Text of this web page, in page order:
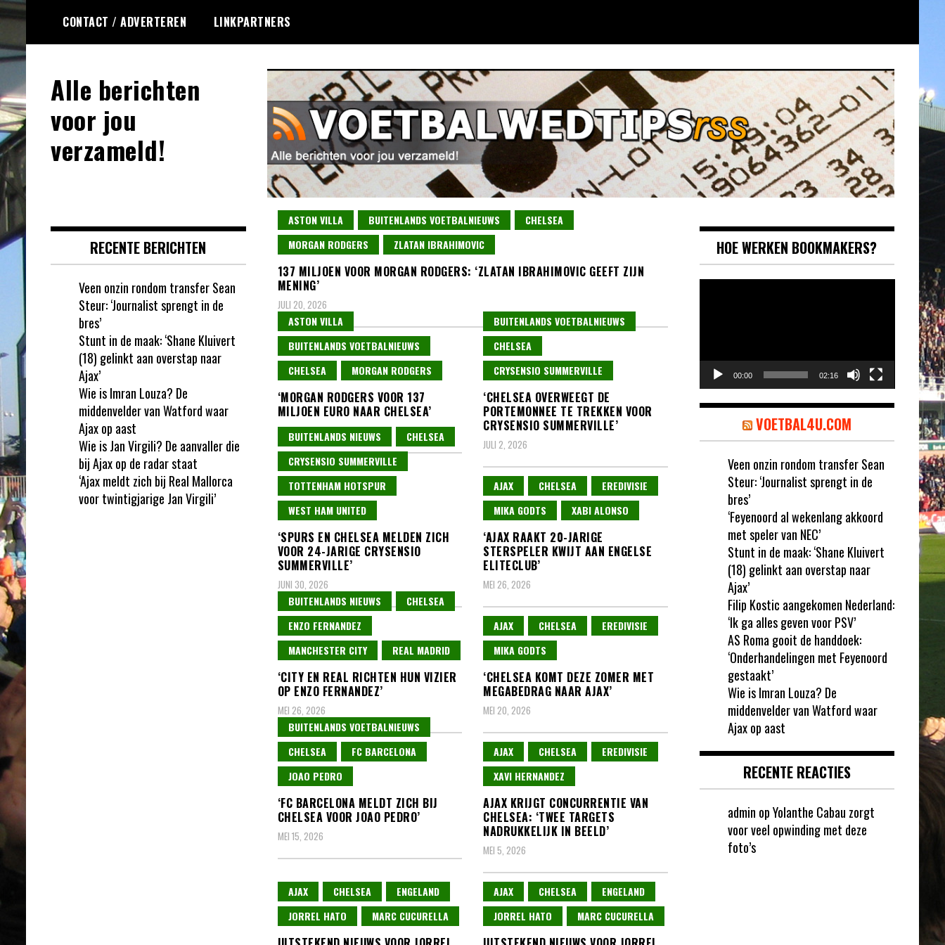
Ga
naar
de
inhoud
CONTACT / ADVERTEREN LINKPARTNERS
Alle berichten
voor jou
verzameld!
ASTON VILLA BUITENLANDS VOETBALNIEUWS
CHELSEA
MORGAN RODGERS
ZLATAN IBRAHIMOVIC
137 MILJOEN VOOR MORGAN RODGERS: ‘ZLATAN IBRAHIMOVIC GEEFT ZIJN
MENING’
JULI 20, 2026
ASTON VILLA
BUITENLANDS VOETBALNIEUWS
CHELSEA
MORGAN RODGERS
‘MORGAN RODGERS VOOR 137
MILJOEN EURO NAAR CHELSEA’
JULI 19, 2026
BUITENLANDS VOETBALNIEUWS
CHELSEA
CRYSENSIO SUMMERVILLE
‘CHELSEA OVERWEEGT DE
PORTEMONNEE TE TREKKEN VOOR
CRYSENSIO SUMMERVILLE’
JULI 2, 2026
BUITENLANDS NIEUWS
CHELSEA
CRYSENSIO SUMMERVILLE
TOTTENHAM HOTSPUR
WEST HAM UNITED
‘SPURS EN CHELSEA MELDEN ZICH
VOOR 24-JARIGE CRYSENSIO
SUMMERVILLE’
JUNI 30, 2026
AJAX CHELSEA
EREDIVISIE
MIKA GODTS
XABI ALONSO
‘AJAX RAAKT 20-JARIGE
STERSPELER KWIJT AAN ENGELSE
ELITECLUB’
MEI 26, 2026
BUITENLANDS NIEUWS
CHELSEA
ENZO FERNANDEZ
MANCHESTER CITY
REAL MADRID
‘CITY EN REAL RICHTEN HUN VIZIER
OP ENZO FERNANDEZ’
MEI 26, 2026
AJAX CHELSEA
EREDIVISIE
MIKA GODTS
‘CHELSEA KOMT DEZE ZOMER MET
MEGABEDRAG NAAR AJAX’
MEI 20, 2026
BUITENLANDS VOETBALNIEUWS
CHELSEA
FC BARCELONA
JOAO PEDRO
‘FC BARCELONA MELDT ZICH BIJ
CHELSEA VOOR JOAO PEDRO’
MEI 15, 2026
AJAX CHELSEA
EREDIVISIE
XAVI HERNANDEZ
AJAX KRIJGT CONCURRENTIE VAN
CHELSEA: ‘TWEE TARGETS
NADRUKKELIJK IN BEELD’
MEI 5, 2026
AJAX CHELSEA
ENGELAND
JORREL HATO
MARC CUCURELLA
AJAX CHELSEA
ENGELAND
JORREL HATO
MARC CUCURELLA
RECENTE BERICHTEN
Veen onzin rondom transfer Sean
Steur: ‘Journalist sprengt in de
bres’
Stunt in de maak: ‘Shane Kluivert
(18) gelinkt aan overstap naar
Ajax’
Wie is Imran Louza? De
middenvelder van Watford waar
Ajax op aast
Wie is Jan Virgili? De aanvaller die
bij Ajax op de radar staat
‘Ajax meldt zich bij Real Mallorca
voor twintigjarige Jan Virgili’
HOE WERKEN BOOKMAKERS?
00:00 02:16
VOETBAL4U.COM
Veen onzin rondom transfer Sean
Steur: ‘Journalist sprengt in de
bres’
‘Feyenoord al wekenlang akkoord
met speler van NEC’
Stunt in de maak: ‘Shane Kluivert
(18) gelinkt aan overstap naar
Ajax’
Filip Kostic aangekomen Nederland:
‘Ik ga alles geven voor PSV’
AS Roma gooit de handdoek:
‘Onderhandelingen met Feyenoord
gestaakt’
Wie is Imran Louza? De
middenvelder van Watford waar
Ajax op aast
RECENTE REACTIES
admin opYolanthe Cabau zorgt
voor veel opwinding met deze
foto’s